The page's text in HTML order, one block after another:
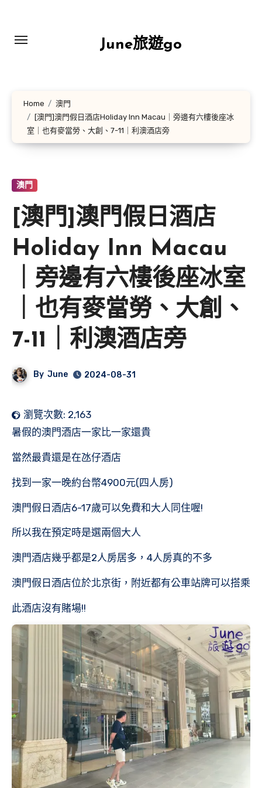
content
June旅遊go
Home
澳門
[澳門]澳門假日酒店Holiday Inn Macau｜旁邊有六樓後座冰
室｜也有麥當勞、大創、7-11｜利澳酒店旁
澳門
[澳門]澳門假日酒店
Holiday Inn Macau
｜旁邊有六樓後座冰室
｜也有麥當勞、大創、
7-11｜利澳酒店旁
By June 2024-08-31
瀏覽次數: 2,163
暑假的澳門酒店一家比一家還貴
當然最貴還是在氹仔酒店
找到一家一晚約台幣4900元(四人房)
澳門假日酒店6-17歲可以免費和大人同住喔!
所以我在預定時是選兩個大人
澳門酒店幾乎都是2人房居多，4人房真的不多
澳門假日酒店位於北京街，附近都有公車站牌可以搭乘
此酒店沒有賭場!!